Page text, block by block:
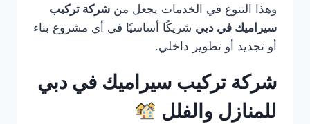
وهذا التنوع في الخدمات يجعل من شركة تركيب
سيراميك في دبي شريكًا أساسيًا في أي مشروع بناء
أو تجديد أو تطوير داخلي.
شركة تركيب سيراميك في دبي
للمنازل والفلل